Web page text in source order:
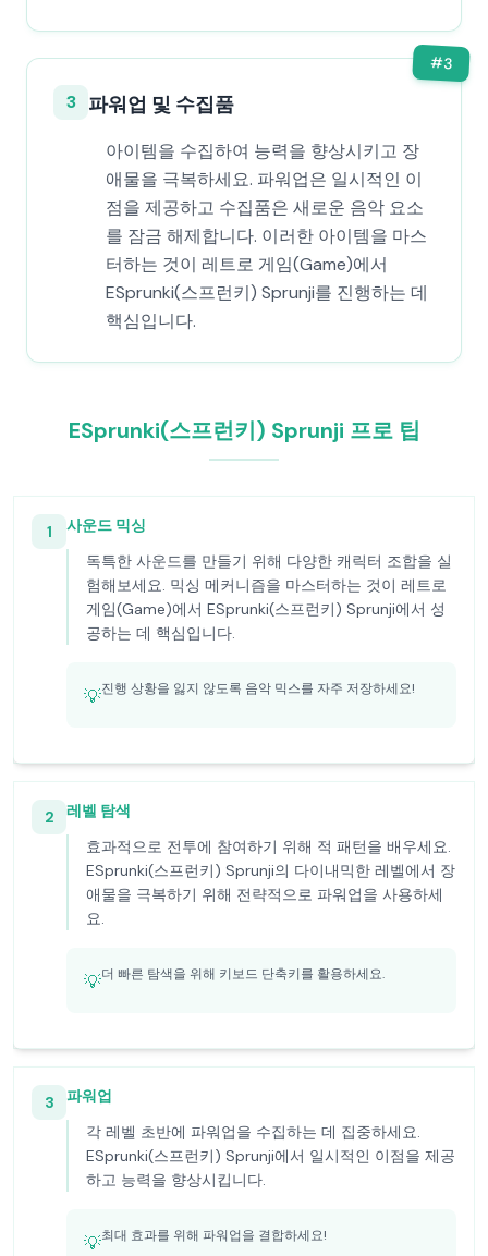
#3
3 파워업 및 수집품
아이템을 수집하여 능력을 향상시키고 장
애물을 극복하세요. 파워업은 일시적인 이
점을 제공하고 수집품은 새로운 음악 요소
를 잠금 해제합니다. 이러한 아이템을 마스
터하는 것이 레트로 게임(Game)에서
ESprunki(스프런키) Sprunji를 진행하는 데
핵심입니다.
ESprunki(스프런키) Sprunji 프로 팁
1
사운드 믹싱
독특한 사운드를 만들기 위해 다양한 캐릭터 조합을 실
험해보세요. 믹싱 메커니즘을 마스터하는 것이 레트로
게임(Game)에서 ESprunki(스프런키) Sprunji에서 성
공하는 데 핵심입니다.
💡진행 상황을 잃지 않도록 음악 믹스를 자주 저장하세요!
2
레벨 탐색
효과적으로 전투에 참여하기 위해 적 패턴을 배우세요.
ESprunki(스프런키) Sprunji의 다이내믹한 레벨에서 장
애물을 극복하기 위해 전략적으로 파워업을 사용하세
요.
💡더 빠른 탐색을 위해 키보드 단축키를 활용하세요.
3
파워업
각 레벨 초반에 파워업을 수집하는 데 집중하세요.
ESprunki(스프런키) Sprunji에서 일시적인 이점을 제공
하고 능력을 향상시킵니다.
💡최대 효과를 위해 파워업을 결합하세요!